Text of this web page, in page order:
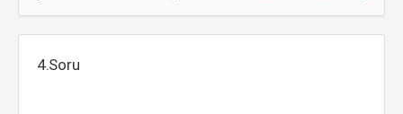
4.Soru